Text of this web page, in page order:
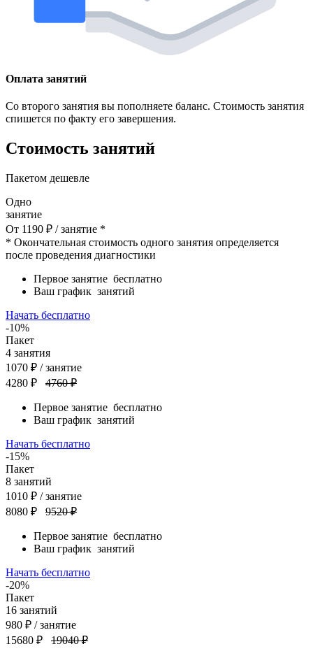
Оплата занятий
Со второго занятия вы пополняете баланс. Стоимость занятия
спишется по факту его завершения.
Стоимость занятий
Пакетом дешевле
Одно
занятие
От 1190 ₽ / занятие *
* Окончательная стоимость одного занятия определяется
после проведения диагностики
Первое занятие бесплатно
Ваш график занятий
Начать бесплатно
-10%
Пакет
4 занятия
1070 ₽ / занятие
4280 ₽
4760 ₽
Первое занятие бесплатно
Ваш график занятий
Начать бесплатно
-15%
Пакет
8 занятий
1010 ₽ / занятие
8080 ₽
9520 ₽
Первое занятие бесплатно
Ваш график занятий
Начать бесплатно
-20%
Пакет
16 занятий
980 ₽ / занятие
15680 ₽
19040 ₽